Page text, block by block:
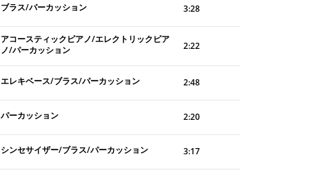
ブラス/パーカッション 3:28
アコースティックピアノ/エレクトリックピア
ノ/パーカッション
2:22
エレキベース/ブラス/パーカッション 2:48
パーカッション 2:20
シンセサイザー/ブラス/パーカッション 3:17